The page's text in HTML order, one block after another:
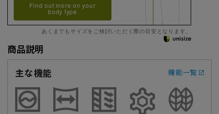
Find out more on your
body type
あくまでもサイズをご検討いただく際の目安となります。
商品説明
主な機能
機能一覧